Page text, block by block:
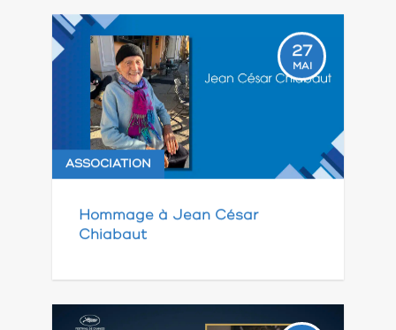
27
MAI
ASSOCIATION
Hommage à Jean César
Chiabaut